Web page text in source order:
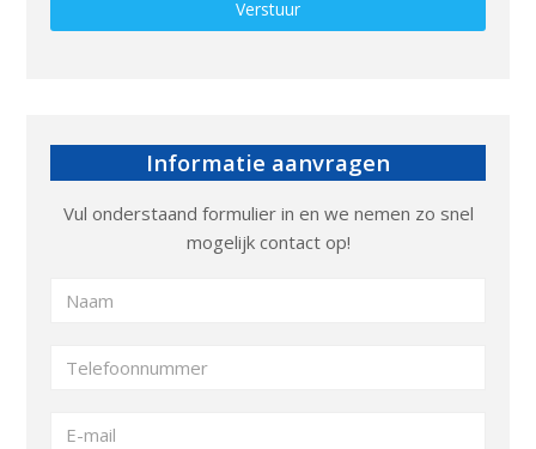
Gelieve dit veld leeg te laten.
Informatie aanvragen
Vul onderstaand formulier in en we nemen zo snel
mogelijk contact op!